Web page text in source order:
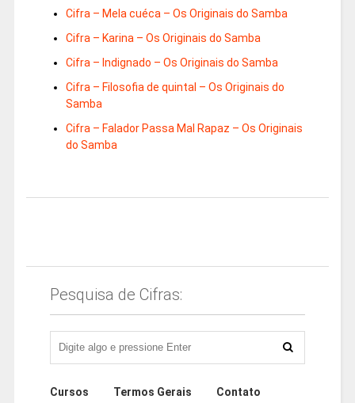
Cifra – Mela cuéca – Os Originais do Samba
Cifra – Karina – Os Originais do Samba
Cifra – Indignado – Os Originais do Samba
Cifra – Filosofia de quintal – Os Originais do
Samba
Cifra – Falador Passa Mal Rapaz – Os Originais
do Samba
Pesquisa de Cifras:
Cursos Termos Gerais Contato